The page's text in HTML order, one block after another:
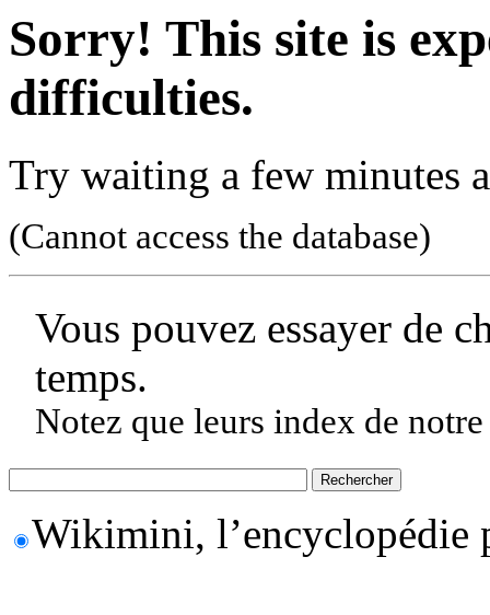
Sorry! This site is
difficulties.
Try waiting a few minutes
(Cannot access the database)
Vous pouvez essayer de
temps.
Notez que leurs index de
Wikimini, l’encyclopédie